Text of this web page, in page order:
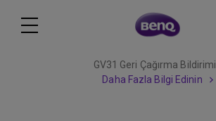
GV31 Geri Çağırma Bildirimi
Daha Fazla Bilgi Edinin